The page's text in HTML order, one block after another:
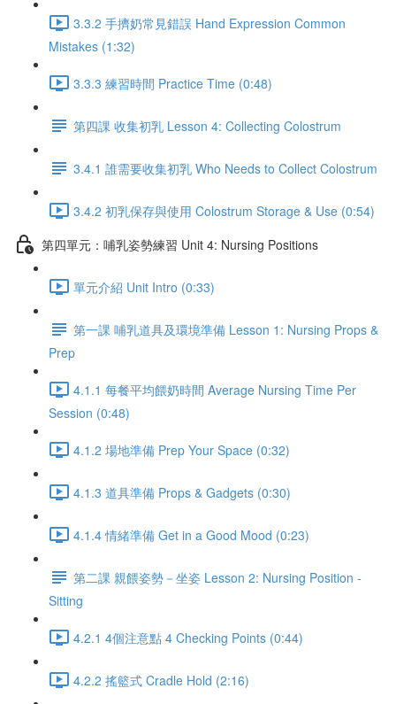
3.3.2 手擠奶常見錯誤 Hand Expression Common
Mistakes (1:32)
3.3.3 練習時間 Practice Time (0:48)
第四課 收集初乳 Lesson 4: Collecting Colostrum
3.4.1 誰需要收集初乳 Who Needs to Collect Colostrum
3.4.2 初乳保存與使用 Colostrum Storage & Use (0:54)
第四單元：哺乳姿勢練習 Unit 4: Nursing Positions
單元介紹 Unit Intro (0:33)
第一課 哺乳道具及環境準備 Lesson 1: Nursing Props &
Prep
4.1.1 每餐平均餵奶時間 Average Nursing Time Per
Session (0:48)
4.1.2 場地準備 Prep Your Space (0:32)
4.1.3 道具準備 Props & Gadgets (0:30)
4.1.4 情緒準備 Get in a Good Mood (0:23)
第二課 親餵姿勢－坐姿 Lesson 2: Nursing Position -
Sitting
4.2.1 4個注意點 4 Checking Points (0:44)
4.2.2 搖籃式 Cradle Hold (2:16)